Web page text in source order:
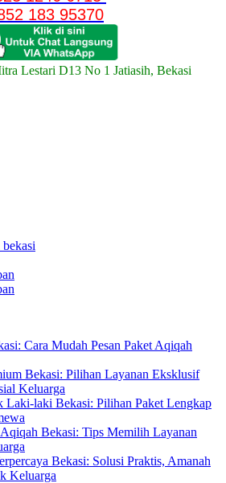
183 95370
Lestari D13 No 1 Jatiasih, Bekasi
Cara Mudah Pesan Paket Aqiqah
Bekasi: Pilihan Layanan Eksklusif
Keluarga
Laki-laki Bekasi: Pilihan Paket Lengkap
Aqiqah Bekasi: Tips Memilih Layanan
Bekasi: Solusi Praktis, Amanah
Keluarga